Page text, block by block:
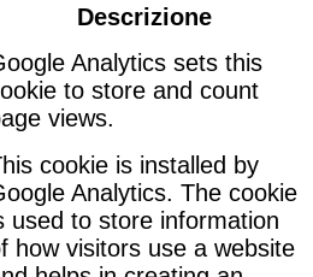
Descrizione
Analytics sets this
to store and count
views.
cookie is installed by
Analytics. The cookie
used to store information
how visitors use a website